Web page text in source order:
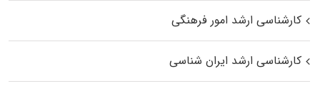
کارشناسی ارشد امور فرهنگی
کارشناسی ارشد ایران شناسی